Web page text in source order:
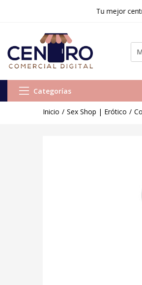
Tu mejor centro
Categorías
Inicio Sex Shop | Erótico
Plug Anal Vidrio